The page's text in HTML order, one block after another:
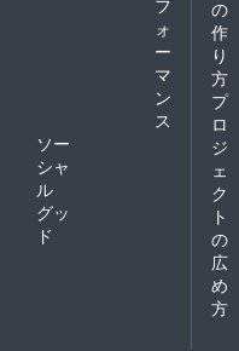
ォ
ー
マ
ン
ス
ソー
シャ
ル
グッ
ド
の
作
り
方
プ
ロ
ジ
ェ
ク
ト
の
広
め
方